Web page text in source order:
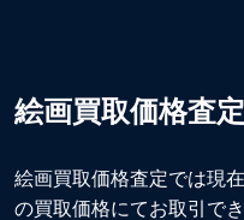
絵画買取価格査定
絵画買取価格査定では現
の買取価格にてお取引で